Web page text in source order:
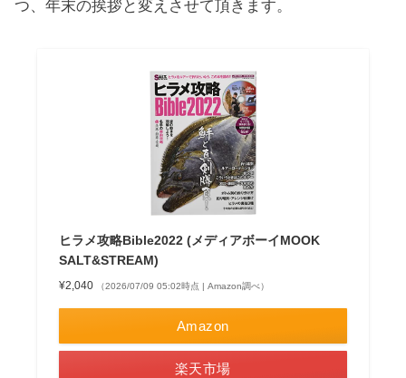
つ、年末の挨拶と変えさせて頂きます。
ヒラメ攻略Bible2022 (メディアボーイMOOK
SALT&STREAM)
¥2,040 （2026/07/09 05:02時点 | Amazon調べ）
Amazon
楽天市場